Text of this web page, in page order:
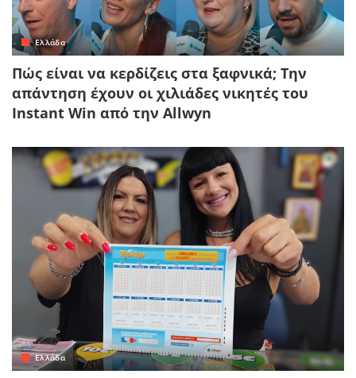
Ελλάδα
Πώς είναι να κερδίζεις στα ξαφνικά; Την
απάντηση έχουν οι χιλιάδες νικητές του
Instant Win από την Allwyn
Ελλάδα